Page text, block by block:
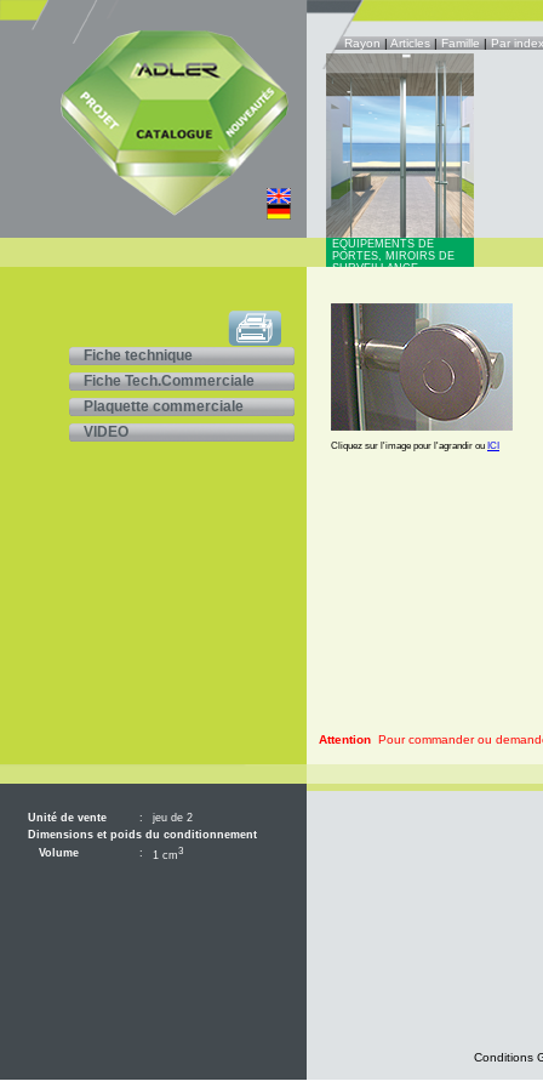
Rayon|Articles|Famille|Par index
Fiche technique
Fiche Tech.Commerciale
Plaquette commerciale
VIDEO
Unité de vente :
jeu de 2
Dimensions et poids du conditionnement
Volume
: 1 cm3
EQUIPEMENTS DE
PORTES, MIROIRS DE
SURVEILLANCE
Cliquez sur l'image pour l'agrandir ou ICI
Attention Pour commander ou
Conditions